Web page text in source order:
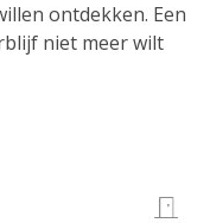
ontdekken. Een
niet meer wilt